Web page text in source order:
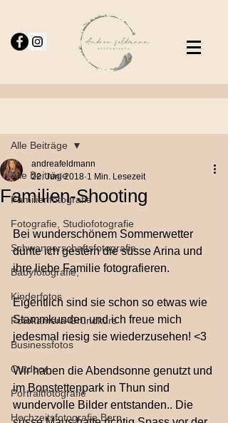
Alle Beiträge
Familienfotografie
Fotografie, Studiofotografie
Schwangerschaftsfotografie
Babyfotografie,
Kinderfotos
Fotokamera-Grundkurs
Businessfotos
Outdoor
Portraitfotografie
Hochzeitsfotografie Bern
Alle Beiträge
Familien-Shooting
andreafeldmann
22. Juni 2018 1 Min. Lesezeit
Bei wunderschönem Sommerwetter
durfte ich gestern die süsse Arina und
ihre liebe Familie fotografieren.
Eigentlich sind sie schon so etwas wie
Stammkunden und ich freue mich
jedesmal riesig sie wiederzusehen! <3
Wir haben die Abendsonne genutzt und
im Bonstettenpark in Thun sind
wundervolle Bilder entstanden.. Die